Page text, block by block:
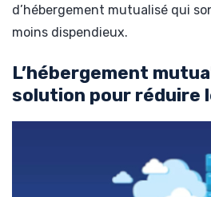
d’hébergement mutualisé qui
moins dispendieux.
L’hébergement
solution pour réduire